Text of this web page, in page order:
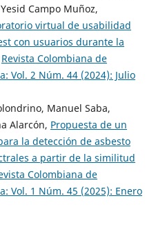
Campo Muñoz,
virtual de usabilidad
con usuarios durante la
Revista Colombiana de
Vol. 2 Núm. 44 (2024): Julio
Manuel Saba,
Alarcón, Propuesta de un
la detección de asbesto
a partir de la similitud
Colombiana de
Vol. 1 Núm. 45 (2025): Enero